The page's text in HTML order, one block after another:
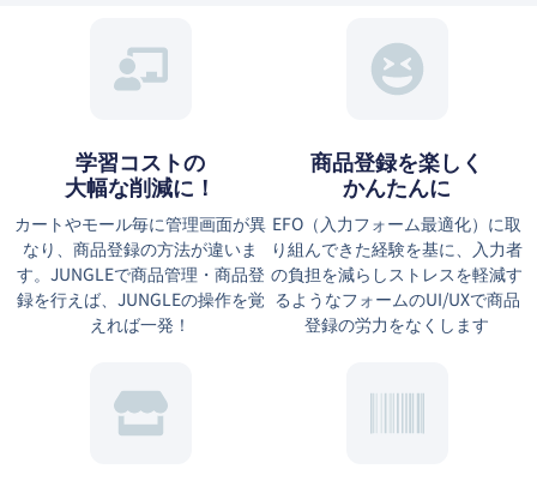
学習コストの
大幅な削減に！
カートやモール毎に管理画面が異
なり、商品登録の方法が違いま
す。JUNGLEで商品管理・商品登
録を行えば、JUNGLEの操作を覚
えれば一発！
商品登録を楽しく
かんたんに
EFO（⼊⼒フォーム最適化）に取
り組んできた経験を基に、⼊⼒者
の負担を減らしストレスを軽減す
るようなフォームのUI/UXで商品
登録の労力をなくします